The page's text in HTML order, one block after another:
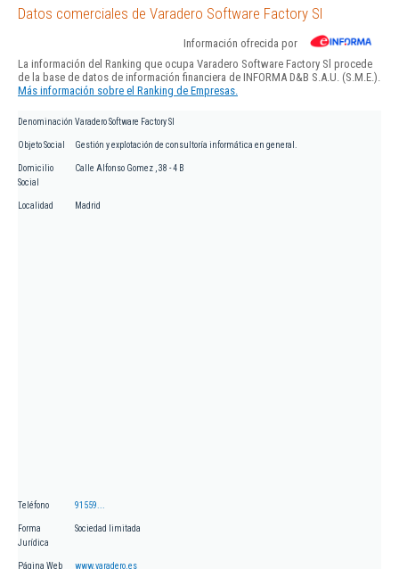
Datos comerciales de Varadero Software Factory Sl
Información ofrecida por
La información del Ranking que ocupa Varadero Software Factory Sl procede
de la base de datos de información financiera de INFORMA D&B S.A.U. (S.M.E.).
Más información sobre el Ranking de Empresas.
Denominación Varadero Software Factory Sl
Objeto Social Gestión y explotación de consultoría informática en general.
Domicilio
Social
Calle Alfonso Gomez , 38 - 4 B
Localidad Madrid
Teléfono 91559...
Forma
Jurídica
Sociedad limitada
Página Web www.varadero.es